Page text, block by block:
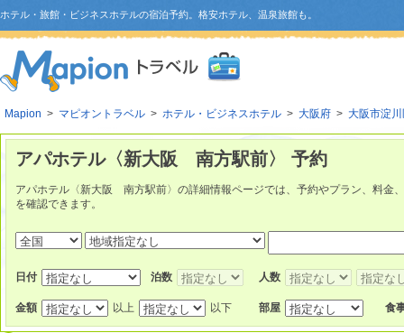
ホテル・旅館・ビジネスホテルの宿泊予約。格安ホテル、温泉旅館も。
Mapion > マピオントラベル > ホテル・ビジネスホテル > 大阪府 > 大阪市淀
アパホテル〈新大阪 南方駅前〉 予約
アパホテル〈新大阪 南方駅前〉の詳細情報ページでは、予約やプラン、料金
を確認できます。
日付 泊数 人数
金額 以上 以下 部屋 食